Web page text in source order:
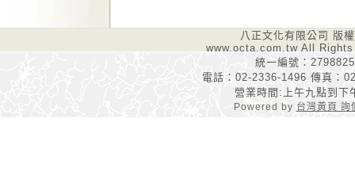
八正文化有限公司 版
www.octa.com.tw All
統一編號：
電話：02-2336-1496 傳真：
營業時間:上午九點到下
Powered by 台灣黃頁 詢